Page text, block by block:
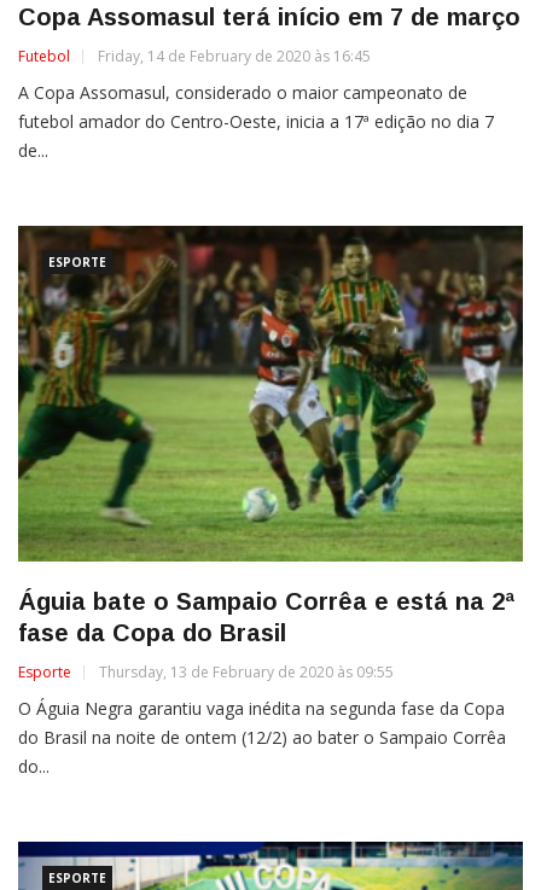
Copa Assomasul terá início em 7 de março
Futebol Friday, 14 de February de 2020 às 16:45
A Copa Assomasul, considerado o maior campeonato de
futebol amador do Centro-Oeste, inicia a 17ª edição no dia 7
de...
ESPORTE
Águia bate o Sampaio Corrêa e está na 2ª
fase da Copa do Brasil
Esporte Thursday, 13 de February de 2020 às 09:55
O Águia Negra garantiu vaga inédita na segunda fase da Copa
do Brasil na noite de ontem (12/2) ao bater o Sampaio Corrêa
do...
ESPORTE